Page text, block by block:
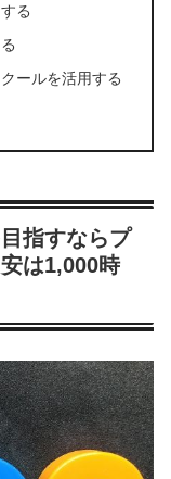
る
ールを活用する
指すならプ
は1,000時